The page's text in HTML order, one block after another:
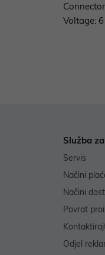
Voltage:
Služba
Servis
Načini
Načini
Povrat
Odjel